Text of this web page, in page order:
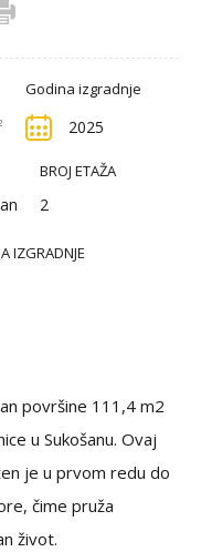
Godina izgradnje
2025
BROJ ETAŽA
2
IZGRADNJE
površine 111,4 m2
u Sukošanu. Ovaj
je u prvom redu do
čime pruža
život.